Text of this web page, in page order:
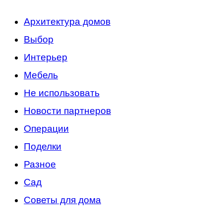
Архитектура домов
Выбор
Интерьер
Мебель
Не использовать
Новости партнеров
Операции
Поделки
Разное
Сад
Советы для дома